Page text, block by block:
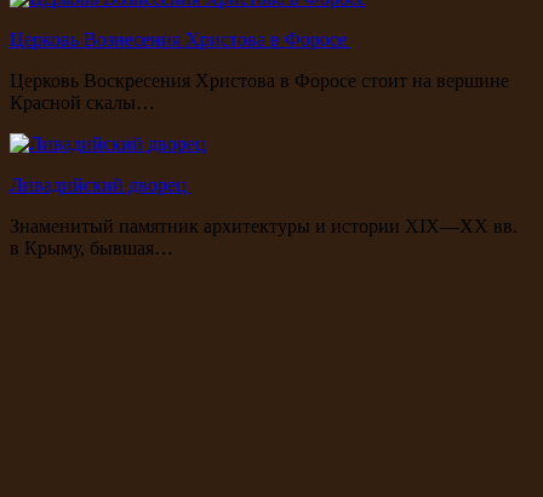
Церковь Вознесения Христова в Форосе
Церковь Воскресения Христова в Форосе стоит на вершине
Красной скалы…
Ливадийский дворец
Знаменитый памятник архитектуры и истории XIX—XX вв.
в Крыму, бывшая…